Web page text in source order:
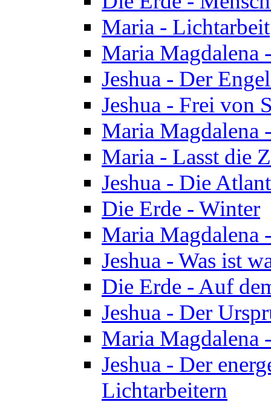
Maria - Lichtarbeit
Maria Magdalena
Jeshua - Der
Jeshua - Frei von
Maria Magdalena
Maria - Lasst die
Jeshua - Die
Die Erde - Winter
Maria Magdalena
Jeshua - Was ist
Die Erde - Auf
Jeshua - Der
Maria Magdalena
Jeshua - Der
Lichtarbeitern